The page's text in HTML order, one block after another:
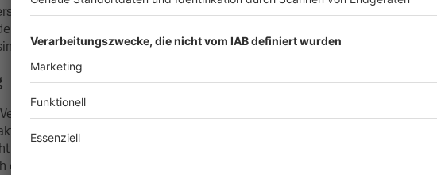
zur Tat selbst wollte er sich jedoch nicht äußern. Erst im Mai 2024 war
Tat sitzt er in Untersuchungshaft. Die Verhandlung am Landgericht geht am
acht Termine angesetzt.
mit Vater, Mutter und sechs Geschwistern in einer Küstenstadt
mit Drogen und Alkohol. In der Hoffnung auf eine bessere Zukunft machte
in einem Boot nach Spanien auf, mit dem Zug reiste er weiter nach
Grund gefragt, warum er von Stadt zu Stadt zog, antwortete der